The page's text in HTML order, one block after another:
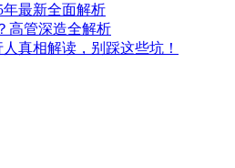
年最新全面解析
高管深造全解析
真相解读，别踩这些坑！